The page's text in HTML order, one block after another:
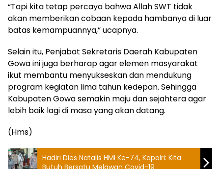
“Tapi kita tetap percaya bahwa Allah SWT tidak
akan memberikan cobaan kepada hambanya di luar
batas kemampuannya,” ucapnya.
Selain itu, Penjabat Sekretaris Daerah Kabupaten
Gowa ini juga berharap agar elemen masyarakat
ikut membantu menyukseskan dan mendukung
program kegiatan lima tahun kedepan. Sehingga
Kabupaten Gowa semakin maju dan sejahtera agar
lebih baik lagi di masa yang akan datang.
(Hms)
Hadiri Dies Natalis HMI Ke-74, Kapolri: Kita
Butuh Bersatu Melawan Covid-19